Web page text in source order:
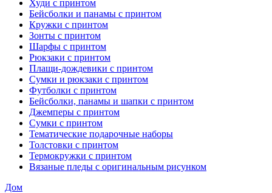
Худи с принтом
Бейсболки и панамы с принтом
Кружки с принтом
Зонты с принтом
Шарфы с принтом
Рюкзаки с принтом
Плащи-дождевики с принтом
Сумки и рюкзаки с принтом
Футболки с принтом
Бейсболки, панамы и шапки с принтом
Джемперы с принтом
Сумки с принтом
Тематические подарочные наборы
Толстовки с принтом
Термокружки с принтом
Вязаные пледы с оригинальным рисунком
Дом